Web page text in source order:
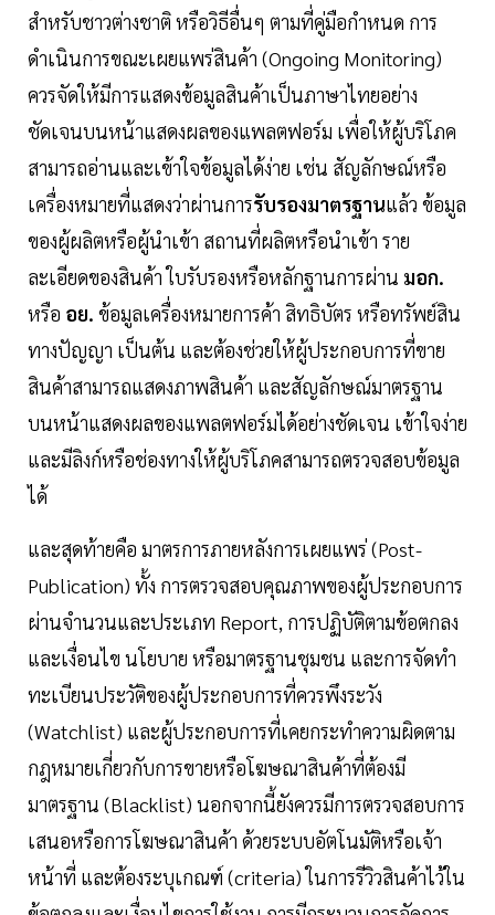
สำหรับชาวต่างชาติ หรือวิธีอื่นๆ ตามที่คู่มือกำหนด การ
ดำเนินการขณะเผยแพร่สินค้า (Ongoing Monitoring)
ควรจัดให้มีการแสดงข้อมูลสินค้าเป็นภาษาไทยอย่าง
ชัดเจนบนหน้าแสดงผลของแพลตฟอร์ม เพื่อให้ผู้บริโภค
สามารถอ่านและเข้าใจข้อมูลได้ง่าย เช่น สัญลักษณ์หรือ
เครื่องหมายที่แสดงว่าผ่านการรับรองมาตรฐานแล้ว ข้อมูล
ของผู้ผลิตหรือผู้นำเข้า สถานที่ผลิตหรือนำเข้า ราย
ละเอียดของสินค้า ใบรับรองหรือหลักฐานการผ่าน มอก.
หรือ อย. ข้อมูลเครื่องหมายการค้า สิทธิบัตร หรือทรัพย์สิน
ทางปัญญา เป็นต้น และต้องช่วยให้ผู้ประกอบการที่ขาย
สินค้าสามารถแสดงภาพสินค้า และสัญลักษณ์มาตรฐาน
บนหน้าแสดงผลของแพลตฟอร์มได้อย่างชัดเจน เข้าใจง่าย
และมีลิงก์หรือช่องทางให้ผู้บริโภคสามารถตรวจสอบข้อมูล
ได้
และสุดท้ายคือ มาตรการภายหลังการเผยแพร่ (Post-
Publication) ทั้ง การตรวจสอบคุณภาพของผู้ประกอบการ
ผ่านจำนวนและประเภท Report, การปฏิบัติตามข้อตกลง
และเงื่อนไข นโยบาย หรือมาตรฐานชุมชน และการจัดทำ
ทะเบียนประวัติของผู้ประกอบการที่ควรพึงระวัง
(Watchlist) และผู้ประกอบการที่เคยกระทำความผิดตาม
กฎหมายเกี่ยวกับการขายหรือโฆษณาสินค้าที่ต้องมี
มาตรฐาน (Blacklist) นอกจากนี้ยังควรมีการตรวจสอบการ
เสนอหรือการโฆษณาสินค้า ด้วยระบบอัตโนมัติหรือเจ้า
หน้าที่ และต้องระบุเกณฑ์ (criteria) ในการรีวิวสินค้าไว้ใน